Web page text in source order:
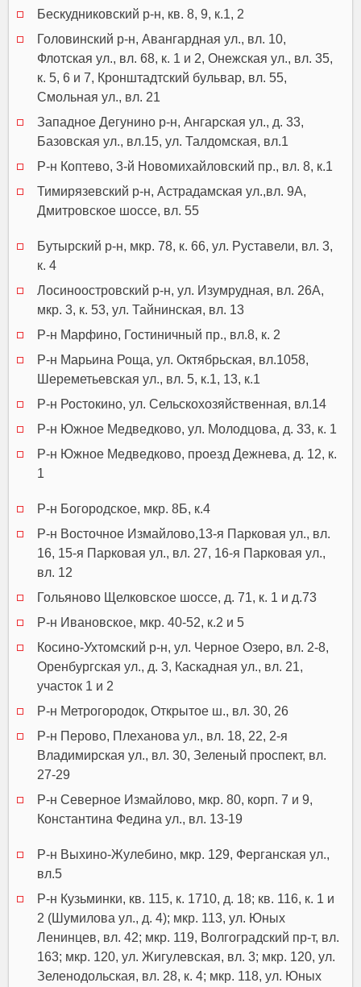
Бескудниковский р-н, кв. 8, 9, к.1, 2
Головинский р-н, Авангардная ул., вл. 10,
Флотская ул., вл. 68, к. 1 и 2, Онежская ул., вл. 35,
к. 5, 6 и 7, Кронштадтский бульвар, вл. 55,
Смольная ул., вл. 21
Западное Дегунино р-н, Ангарская ул., д. 33,
Базовская ул., вл.15, ул. Талдомская, вл.1
Р-н Коптево, 3-й Новомихайловский пр., вл. 8, к.1
Тимирязевский р-н, Астрадамская ул.,вл. 9А,
Дмитровское шоссе, вл. 55
Бутырский р-н, мкр. 78, к. 66, ул. Руставели, вл. 3,
к. 4
Лосиноостровский р-н, ул. Изумрудная, вл. 26А,
мкр. 3, к. 53, ул. Тайнинская, вл. 13
Р-н Марфино, Гостиничный пр., вл.8, к. 2
Р-н Марьина Роща, ул. Октябрьская, вл.1058,
Шереметьевская ул., вл. 5, к.1, 13, к.1
Р-н Ростокино, ул. Сельскохозяйственная, вл.14
Р-н Южное Медведково, ул. Молодцова, д. 33, к. 1
Р-н Южное Медведково, проезд Дежнева, д. 12, к.
1
Р-н Богородское, мкр. 8Б, к.4
Р-н Восточное Измайлово,13-я Парковая ул., вл.
16, 15-я Парковая ул., вл. 27, 16-я Парковая ул.,
вл. 12
Гольяново Щелковское шоссе, д. 71, к. 1 и д.73
Р-н Ивановское, мкр. 40-52, к.2 и 5
Косино-Ухтомский р-н, ул. Черное Озеро, вл. 2-8,
Оренбургская ул., д. 3, Каскадная ул., вл. 21,
участок 1 и 2
Р-н Метрогородок, Открытое ш., вл. 30, 26
Р-н Перово, Плеханова ул., вл. 18, 22, 2-я
Владимирская ул., вл. 30, Зеленый проспект, вл.
27-29
Р-н Северное Измайлово, мкр. 80, корп. 7 и 9,
Константина Федина ул., вл. 13-19
Р-н Выхино-Жулебино, мкр. 129, Ферганская ул.,
вл.5
Р-н Кузьминки, кв. 115, к. 1710, д. 18; кв. 116, к. 1 и
2 (Шумилова ул., д. 4); мкр. 113, ул. Юных
Ленинцев, вл. 42; мкр. 119, Волгоградский пр-т, вл.
163; мкр. 120, ул. Жигулевская, вл. 3; мкр. 120, ул.
Зеленодольская, вл. 28, к. 4; мкр. 118, ул. Юных